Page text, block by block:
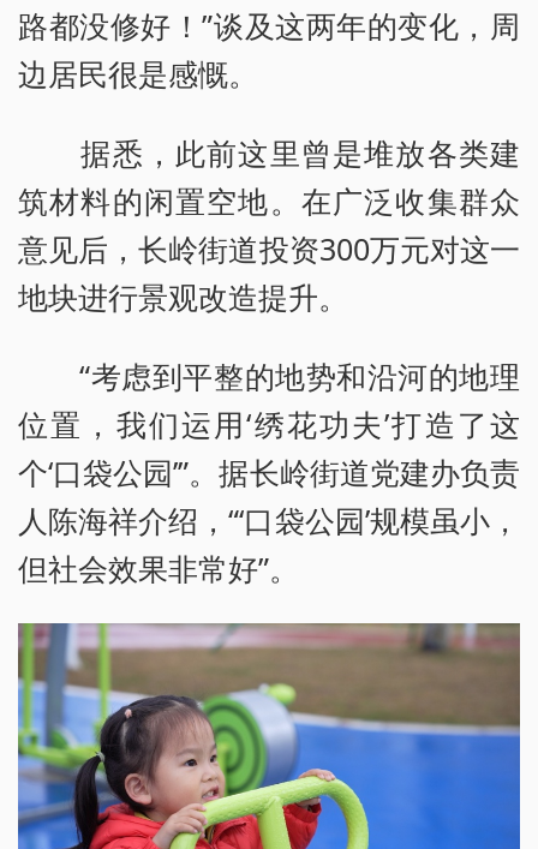
路都没修好！”谈及这两年的变化，周
边居民很是感慨。
据悉，此前这里曾是堆放各类建
筑材料的闲置空地。在广泛收集群众
意见后，长岭街道投资300万元对这一
地块进行景观改造提升。
“考虑到平整的地势和沿河的地理
位置，我们运用‘绣花功夫’打造了这
个‘口袋公园’”。据长岭街道党建办负责
人陈海祥介绍，“‘口袋公园’规模虽小，
但社会效果非常好”。